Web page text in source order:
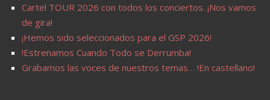
Cartel TOUR 2026 con todos los conciertos. ¡Nos vamos
de gira!
¡Hemos sido seleccionados para el GSP 2026!
!Estrenamos Cuando Todo se Derrumba!
Grabamos las voces de nuestros temas… !En castellano!